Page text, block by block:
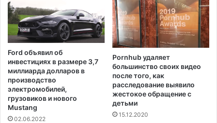
д
в
е
р
и
и
в
е
д
и
к
р
е
м
я
в
о
е
й
п
е
р
Ford объявил об
инвестициях в размере 3,7
миллиарда долларов в
производство
электромобилей,
грузовиков и нового
Mustang
02.06.2022
Pornhub удаляет
большинство своих видео
после того, как
расследование выявило
жестокое обращение с
детьми
15.12.2020